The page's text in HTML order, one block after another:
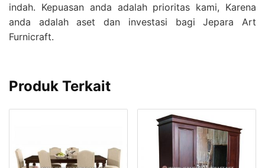
indah. Kepuasan anda adalah prioritas kami, Karena
anda adalah aset dan investasi bagi Jepara Art
Furnicraft.
Produk Terkait